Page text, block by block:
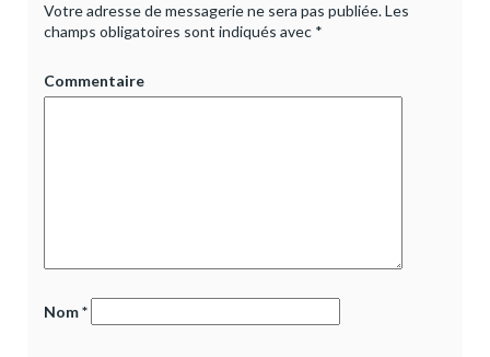
Votre adresse de messagerie ne sera pas publiée.Les
champs obligatoires sont indiqués avec *
Commentaire
Nom*